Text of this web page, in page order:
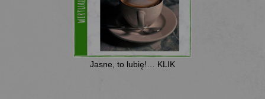
Jasne, to lubię!… KLIK